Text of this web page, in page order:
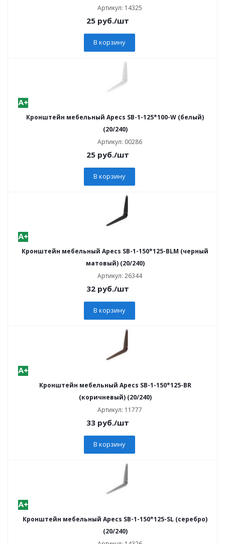
Артикул: 14325
25руб./шт
В корзину
Кронштейн мебельный Apecs SB-1-125*100-W (белый)
(20/240)
Артикул: 00286
25руб./шт
В корзину
Кронштейн мебельный Apecs SB-1-150*125-BLM (черный
матовый) (20/240)
Артикул: 26344
32руб./шт
В корзину
Кронштейн мебельный Apecs SB-1-150*125-BR
(коричневый) (20/240)
Артикул: 11777
33руб./шт
В корзину
Кронштейн мебельный Apecs SB-1-150*125-SL (серебро)
(20/240)